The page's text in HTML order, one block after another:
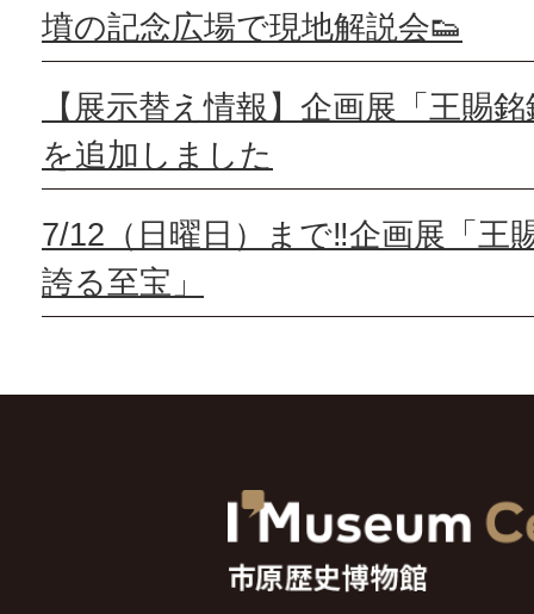
墳の記念広場で現地解説会👟
【展示替え情報】企画展「王賜
を追加しました
7/12（日曜日）まで‼️企画展「王
誇る至宝」